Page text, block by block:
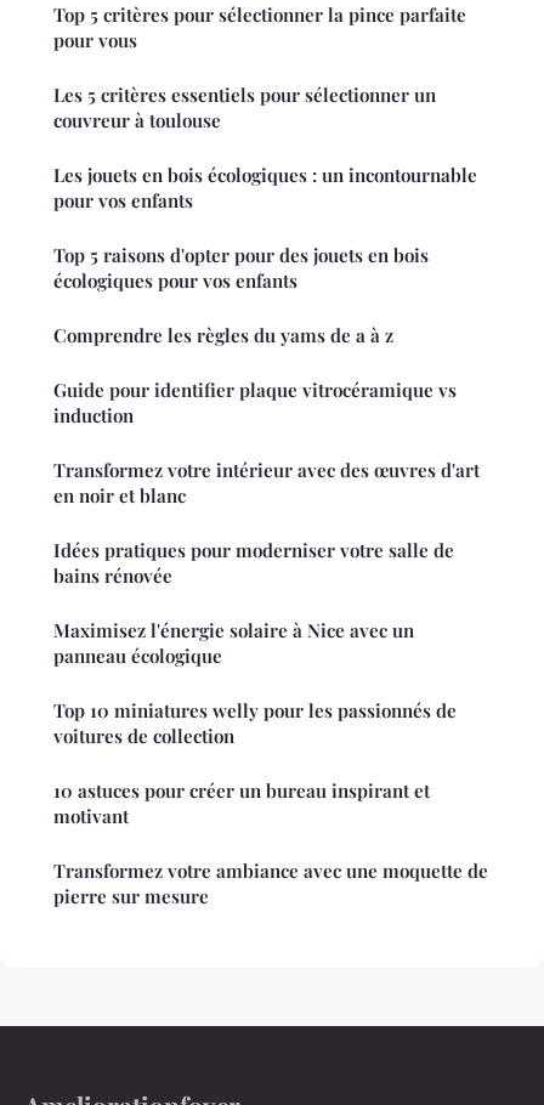
Top 5 critères pour sélectionner la pince parfaite
pour vous
Les 5 critères essentiels pour sélectionner un
couvreur à toulouse
Les jouets en bois écologiques : un incontournable
pour vos enfants
Top 5 raisons d'opter pour des jouets en bois
écologiques pour vos enfants
Comprendre les règles du yams de a à z
Guide pour identifier plaque vitrocéramique vs
induction
Transformez votre intérieur avec des œuvres d'art
en noir et blanc
Idées pratiques pour moderniser votre salle de
bains rénovée
Maximisez l'énergie solaire à Nice avec un
panneau écologique
Top 10 miniatures welly pour les passionnés de
voitures de collection
10 astuces pour créer un bureau inspirant et
motivant
Transformez votre ambiance avec une moquette de
pierre sur mesure